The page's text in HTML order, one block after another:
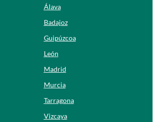
Álava
Badajoz
Guipúzcoa
León
Madrid
Murcia
Tarragona
Vizcaya